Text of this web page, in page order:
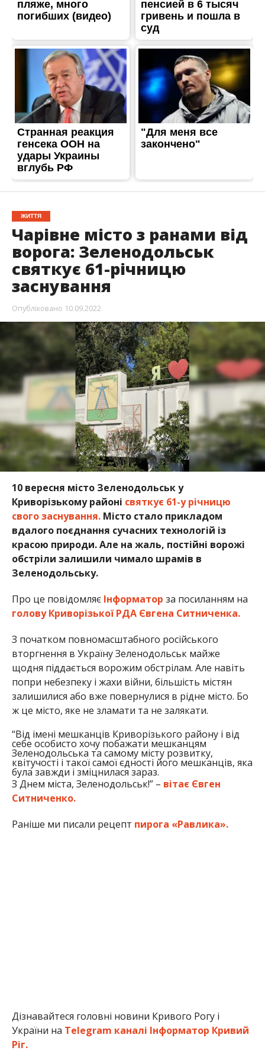
ЖИТТЯ
Чарівне місто з ранами від
ворога: Зеленодольськ
святкує 61-річницю
заснування
Опубліковано 10.09.2022
10 вересня місто Зеленодольськ у
Криворізькому районі святкує 61-у річницю
свого заснування.Місто стало прикладом
вдалого поєднання сучасних технологій із
красою природи. Але на жаль, постійні ворожі
обстріли залишили чимало шрамів в
Зеленодольську.
Про це повідомляє Інформатор за посиланням на
голову Криворізької РДА Євгена Ситниченка.
З початком повномасштабного російського
вторгнення в Україну Зеленодольськ майже
щодня піддається ворожим обстрілам. Але навіть
попри небезпеку і жахи війни, більшість містян
залишилися або вже повернулися в рідне місто. Бо
ж це місто, яке не зламати та не залякати.
“Від імені мешканців Криворізького району і від
себе особисто хочу побажати мешканцям
Зеленодольська та самому місту розвитку,
квітучості і такої самої єдності його мешканців, яка
була завжди і зміцнилася зараз.
З Днем міста, Зеленодольськ!” – вітає Євген
Ситниченко.
Раніше ми писали рецепт пирога «Равлика».
Дізнавайтеся головні новини Кривого Рогу і
України на Telegram каналі Інформатор Кривий
Ріг.